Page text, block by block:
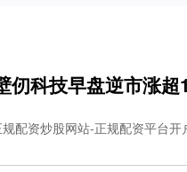
仞科技早盘逆市涨
配资炒股网站-正规配资平台